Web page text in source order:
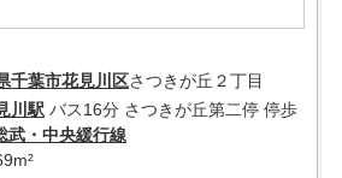
千葉市花見川区さつきが丘２丁目
川駅 バス16分 さつきが丘第二停 停歩
武・中央緩行線